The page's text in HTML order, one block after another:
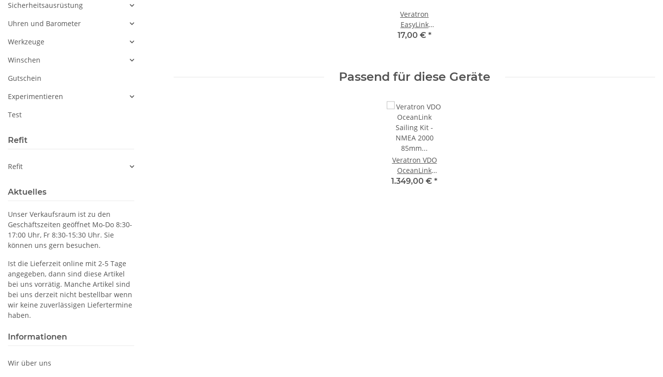
Veratron
EasyLink
Verlängerungkabel
17,00 € *
Passend für diese Geräte
Veratron VDO
OceanLink
Sailing Kit -
1.349,00 € *
Sicherheitsausrüstung
Uhren und Barometer
Werkzeuge
Winschen
Gutschein
Experimentieren
Test
Refit
Refit
Aktuelles
Unser Verkaufsraum ist zu den
Geschäftszeiten geöffnet Mo-Do 8:30-
17:00 Uhr, Fr 8:30-15:30 Uhr. Sie
können uns gern besuchen.
Ist die Lieferzeit online mit 2-5 Tage
angegeben, dann sind diese Artikel
bei uns vorrätig. Manche Artikel sind
bei uns derzeit nicht bestellbar wenn
wir keine zuverlässigen Liefertermine
haben.
Informationen
Wir über uns